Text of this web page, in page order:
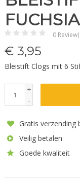
FUCHSIA
0
€ 3,95
Bleistift Clogs mit 6
+
-
Gratis verzending
Veilig betalen
Goede kwaliteit